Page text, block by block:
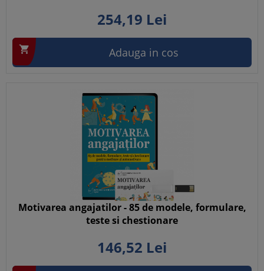
254,19 Lei
 Adauga in cos
Motivarea angajatilor - 85 de modele, formulare,
teste si chestionare
146,52 Lei